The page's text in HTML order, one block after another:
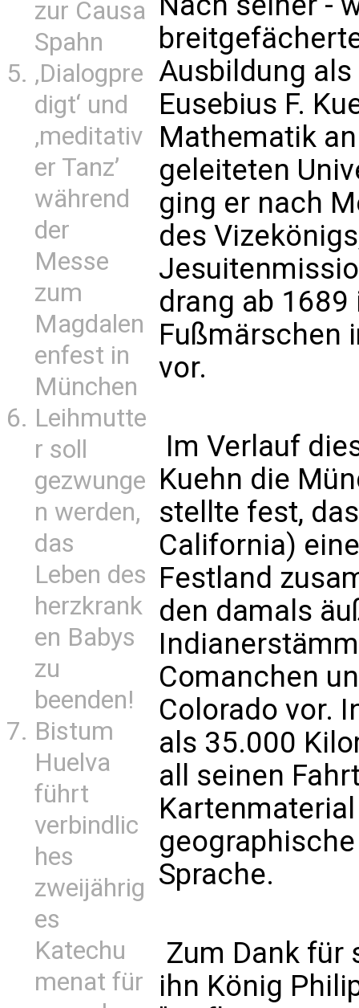
zur Causa
Spahn
‚Dialogpre
digt‘ und
‚meditativ
er Tanz’
während
der
Messe
zum
Magdalen
enfest in
München
Leihmutte
r soll
gezwunge
n werden,
das
Leben des
herzkrank
en Babys
zu
beenden!
Bistum
Huelva
führt
verbindlic
hes
zweijährig
es
Katechu
menat für
Ausbildung
Eusebius F.
Mathematik
geleiteten
ging er nach
des
drang ab
Fußmärschen
vor.
Im Verlauf
Kuehn die
stellte fest,
California)
Festland
den damals
Comanchen
Colorado vor.
als 35.000
all seinen
Sprache.
Zum Dank für
ihn König